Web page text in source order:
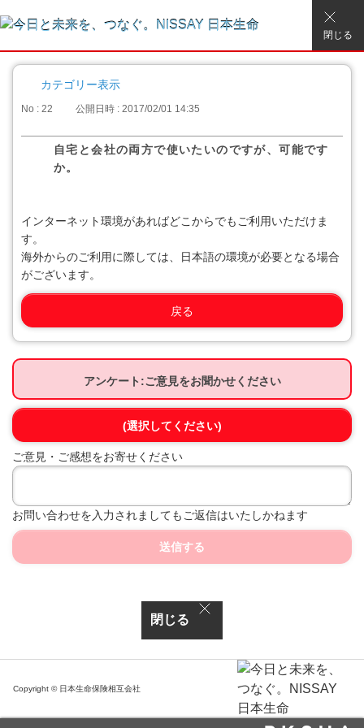
閉じる
カテゴリー表示
No : 22 公開日時 : 2017/02/01 14:35
自宅と会社の両方で使いたいのですが、可能です
か。
インターネット環境があればどこからでもご利用いただけま
す。
海外からのご利用に際しては、日本語の環境が必要となる場合
がございます。
戻る
アンケート:ご意見をお聞かせください
(選択してください)
ご意見・ご感想をお寄せください
お問い合わせを入力されましてもご返信はいたしかねます
送信する
閉じる
Copyright © 日本生命保険相互会社